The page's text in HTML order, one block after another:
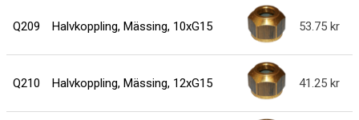
Q209 Halvkoppling, Mässing, 10xG15 53.75
Q210 Halvkoppling, Mässing, 12xG15 41.25